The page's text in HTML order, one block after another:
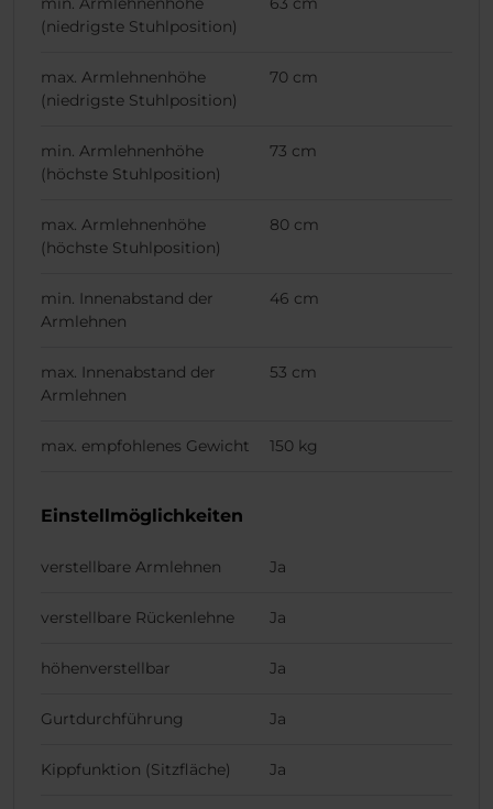
(niedrigste Stuhlposition)
max. Armlehnenhöhe
(niedrigste Stuhlposition)
70 cm
min. Armlehnenhöhe
(höchste Stuhlposition)
73 cm
max. Armlehnenhöhe
(höchste Stuhlposition)
80 cm
min. Innenabstand der
Armlehnen
46 cm
max. Innenabstand der
Armlehnen
53 cm
max. empfohlenes Gewicht 150 kg
Einstellmöglichkeiten
verstellbare Armlehnen Ja
verstellbare Rückenlehne Ja
höhenverstellbar Ja
Gurtdurchführung Ja
Kippfunktion (Sitzfläche) Ja